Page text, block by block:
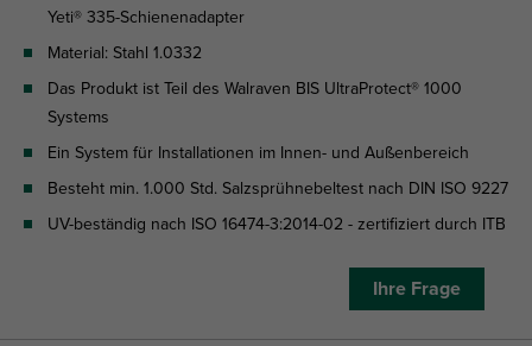
Yeti® 335-Schienenadapter
Material: Stahl 1.0332
Das Produkt ist Teil des Walraven BIS UltraProtect® 1000
Systems
Ein System für Installationen im Innen- und Außenbereich
Besteht min. 1.000 Std. Salzsprühnebeltest nach DIN ISO 9227
UV-beständig nach ISO 16474-3:2014-02 - zertifiziert durch ITB
Ihre Frage